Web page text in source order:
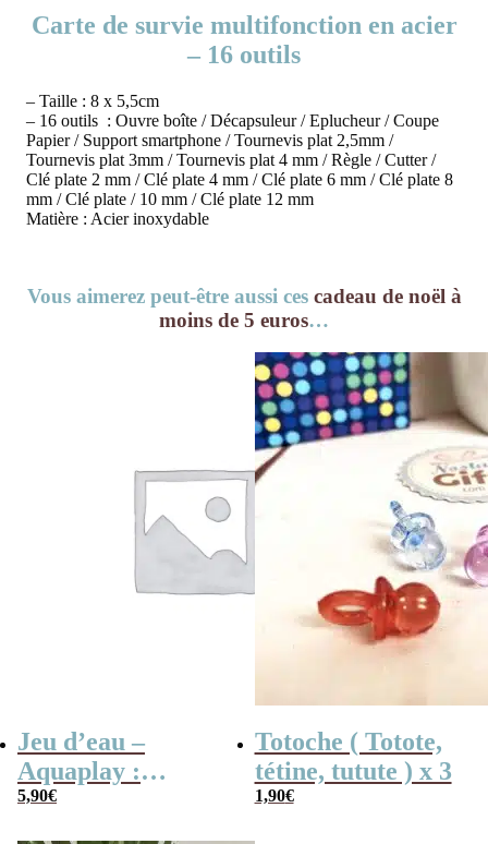
Carte de survie multifonction en acier
– 16 outils
– Taille : 8 x 5,5cm
– 16 outils : Ouvre boîte / Décapsuleur / Eplucheur / Coupe
Papier / Support smartphone / Tournevis plat 2,5mm /
Tournevis plat 3mm / Tournevis plat 4 mm / Règle / Cutter /
Clé plate 2 mm / Clé plate 4 mm / Clé plate 6 mm / Clé plate 8
mm / Clé plate / 10 mm / Clé plate 12 mm
Matière : Acier inoxydable
Vous aimerez peut-être aussi ces cadeau de noël à
moins de 5 euros…
Jeu d’eau –
Aquaplay :
anneaux,
5,90€
Totoche ( Totote,
tétine, tutute ) x 3
1,90€